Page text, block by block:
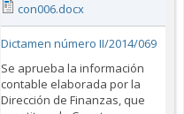
con006.docx
Dictamen número II/2014/069
Se aprueba la información
contable elaborada por la
Dirección de Finanzas, que